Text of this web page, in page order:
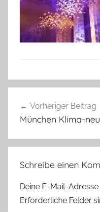
Vorheriger Beitrag
München Klima-
Schreibe einen
Deine E-Mail-
Erforderliche Felder